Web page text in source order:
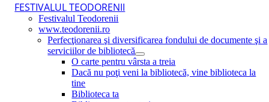
FESTIVALUL TEODORENII
Festivalul Teodorenii
www.teodorenii.ro
Perfecţionarea şi diversificarea fondului de documente şi a
serviciilor de bibliotecă
O carte pentru vârsta a treia
Dacă nu poţi veni la bibliotecă, vine biblioteca la
tine
Biblioteca ta